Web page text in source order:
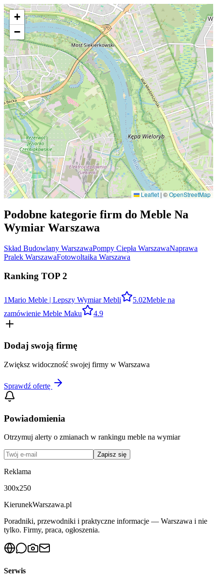
+
−
Leaflet | ©OpenStreetMap
Podobne kategorie firm do Meble Na
Wymiar Warszawa
Skład Budowlany WarszawaPompy Ciepła WarszawaNaprawa
Pralek WarszawaFotowoltaika Warszawa
Ranking TOP 2
1Mario Meble | Lepszy Wymiar Mebli 5.02Meble na
zamówienie Meble Maku
4.9
Dodaj swoją firmę
Zwiększ widoczność swojej firmy w Warszawa
Sprawdź ofertę
Powiadomienia
Otrzymuj alerty o zmianach w rankingu meble na wymiar
Zapisz się
Reklama
300x250
KierunekWarszawa.pl
Poradniki, przewodniki i praktyczne informacje — Warszawa i nie
tylko. Firmy, praca, ogłoszenia.
Serwis